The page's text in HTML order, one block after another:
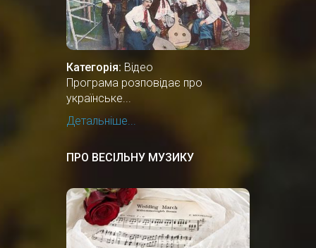
Категорія: Відео
Програма розповідає про
українське...
Детальніше...
ПРО ВЕСІЛЬНУ МУЗИКУ